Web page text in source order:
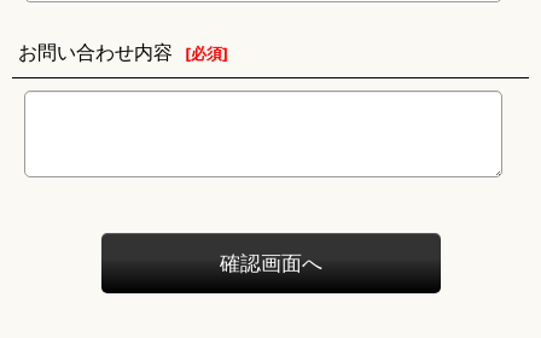
お問い合わせ内容 [必須]
確認画面へ